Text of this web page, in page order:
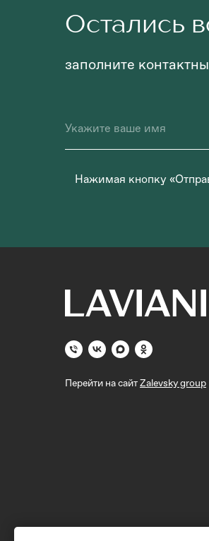
Остались
заполните
Нажимая кнопку
Перейти на сайтZalevsky group